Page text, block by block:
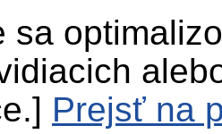
sa
Prejsť na